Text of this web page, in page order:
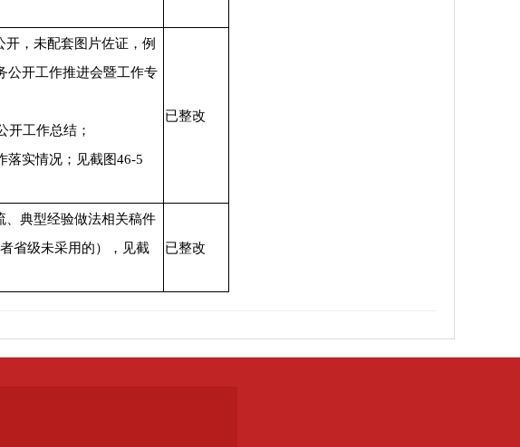
，未配套图片佐证，例
公开工作推进会暨工作专
开工作总结；
落实情况；见截图46-5
已整改
、典型经验做法相关稿件
省级未采用的），见截
已整改